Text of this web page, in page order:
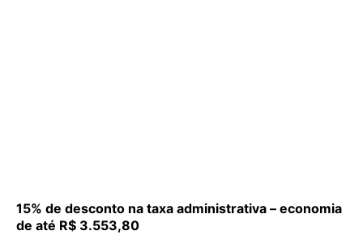
15% de desconto na taxa administrativa – economia
de até R$ 3.553,80